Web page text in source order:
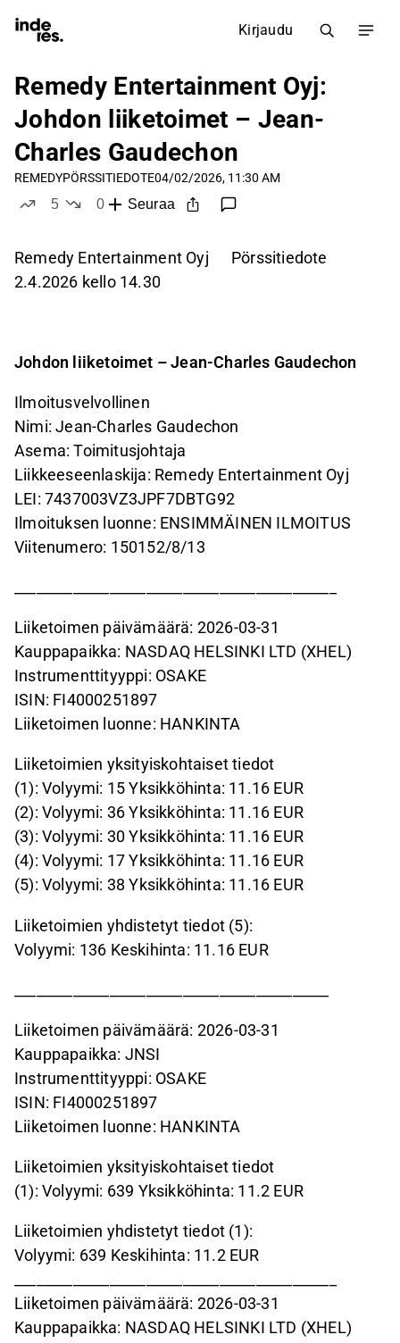
Kirjaudu
Remedy Entertainment Oyj:
Johdon liiketoimet – Jean-
Charles Gaudechon
REMEDYPÖRSSITIEDOTE04/02/2026, 11:30 AM
5
0
Seuraa
Remedy Entertainment Oyj Pörssitiedote
2.4.2026 kello 14.30
Johdon liiketoimet – Jean-Charles Gaudechon
Ilmoitusvelvollinen
Nimi: Jean-Charles Gaudechon
Asema: Toimitusjohtaja
Liikkeeseenlaskija: Remedy Entertainment Oyj
LEI: 7437003VZ3JPF7DBTG92
Ilmoituksen luonne: ENSIMMÄINEN ILMOITUS
Viitenumero: 150152/8/13
Liiketoimen päivämäärä: 2026-03-31
Kauppapaikka: NASDAQ HELSINKI LTD (XHEL)
Instrumenttityyppi: OSAKE
ISIN: FI4000251897
Liiketoimen luonne: HANKINTA
Liiketoimien yksityiskohtaiset tiedot
(1): Volyymi: 15 Yksikköhinta: 11.16 EUR
(2): Volyymi: 36 Yksikköhinta: 11.16 EUR
(3): Volyymi: 30 Yksikköhinta: 11.16 EUR
(4): Volyymi: 17 Yksikköhinta: 11.16 EUR
(5): Volyymi: 38 Yksikköhinta: 11.16 EUR
Liiketoimien yhdistetyt tiedot (5):
Volyymi: 136 Keskihinta: 11.16 EUR
Liiketoimen päivämäärä: 2026-03-31
Kauppapaikka: JNSI
Instrumenttityyppi: OSAKE
ISIN: FI4000251897
Liiketoimen luonne: HANKINTA
Liiketoimien yksityiskohtaiset tiedot
(1): Volyymi: 639 Yksikköhinta: 11.2 EUR
Liiketoimien yhdistetyt tiedot (1):
Volyymi: 639 Keskihinta: 11.2 EUR
Liiketoimen päivämäärä: 2026-03-31
Kauppapaikka: NASDAQ HELSINKI LTD (XHEL)